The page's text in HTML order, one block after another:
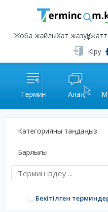
Жоба жайлыХат жазу
Кіру
Термин Алаң
Категорияны таңдаңыз
Барлығы
Бекітілген